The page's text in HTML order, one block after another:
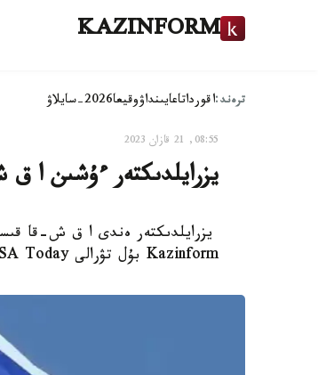
KAZINFORM
ترەند:اقورداتاعايىنداۋوقيعا2026-سايلاۋ
08:55, 21 قازان 2023
يزرايلدىكتەر ءۇشىن ا
يزرايلدىكتەر ەندى ا ق ش-قا
Kazinform بۇل تۋرالى USA Today-گە سىلتەمە جاساپ حابارلايدى.